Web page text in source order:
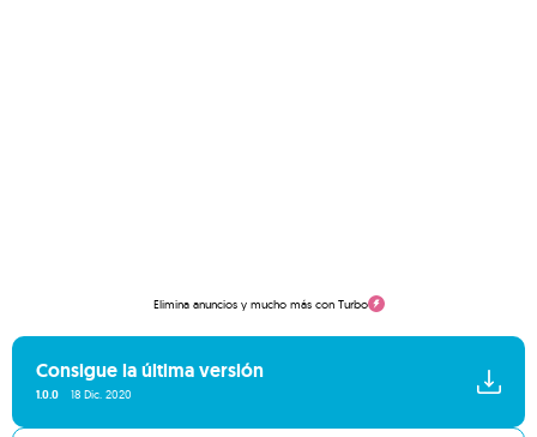
Elimina anuncios y mucho más con Turbo
Consigue la última versión
1.0.0 18 Dic. 2020